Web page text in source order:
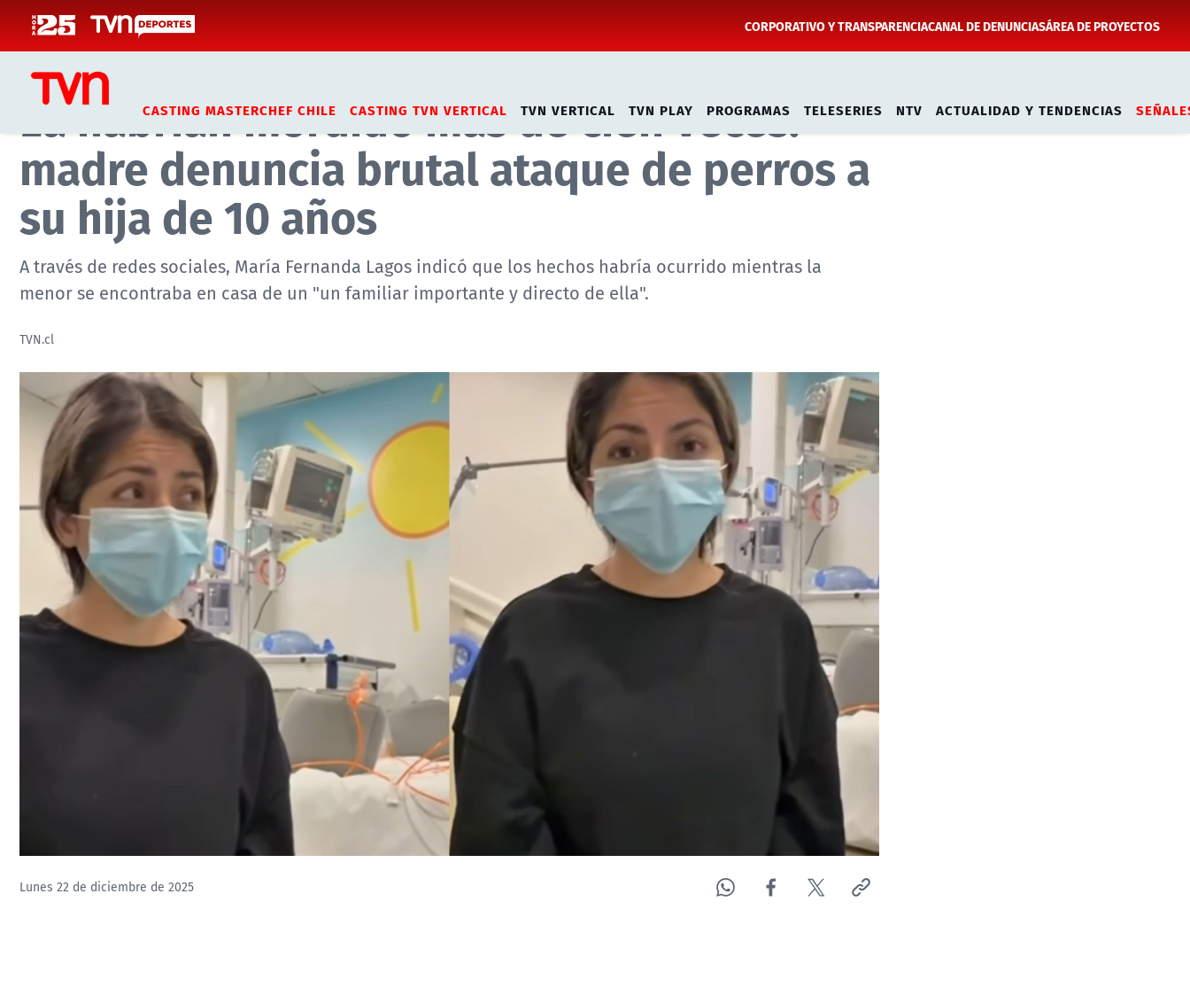
CORPORATIVO Y TRANSPARENCIACANAL DE DENUNCIASÁREA DE PROYECTOS
CASTING MASTERCHEF CHILE CASTING TVN VERTICAL TVN VERTICAL TVN PLAY PROGRAMAS TELESERIES NTV ACTUALIDAD Y TENDENCIAS
Inicio Noticias
La habrían mordido más de cien veces:
madre denuncia brutal ataque de perros a
su hija de 10 años
A través de redes sociales, María Fernanda Lagos indicó que los hechos habría ocurrido mientras la
menor se encontraba en casa de un "un familiar importante y directo de ella".
TVN.cl
Lunes 22 de diciembre de 2025